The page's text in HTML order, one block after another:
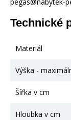
Technické
Materiál
Výška -
Šířka v cm
Hloubka v cm